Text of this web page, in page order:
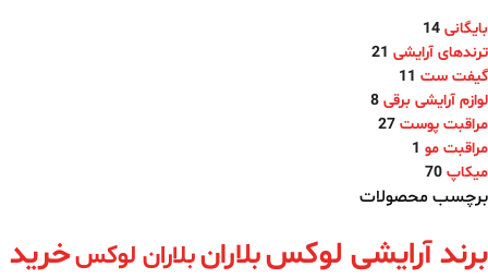
بایگانی 14
ترندهای آرایشی 21
گیفت ست 11
لوازم آرایشی برقی 8
مراقبت پوست 27
مراقبت مو 1
میکاپ 70
برچسب محصولات
برند آرایشی لوکسبلارانبلاران لوکسخرید